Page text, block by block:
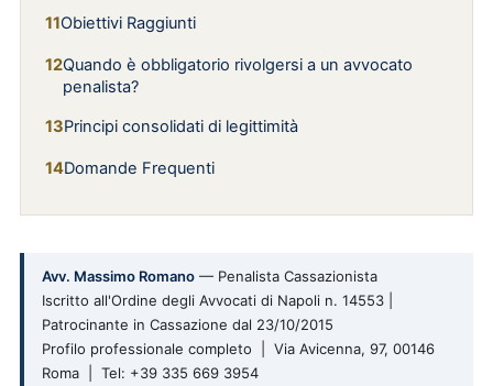
Obiettivi Raggiunti
Quando è obbligatorio rivolgersi a un avvocato
penalista?
Principi consolidati di legittimità
Domande Frequenti
Avv. Massimo Romano — Penalista Cassazionista
Iscritto all'Ordine degli Avvocati di Napoli n. 14553 |
Patrocinante in Cassazione dal 23/10/2015
Profilo professionale completo | Via Avicenna, 97, 00146
Roma | Tel: +39 335 669 3954